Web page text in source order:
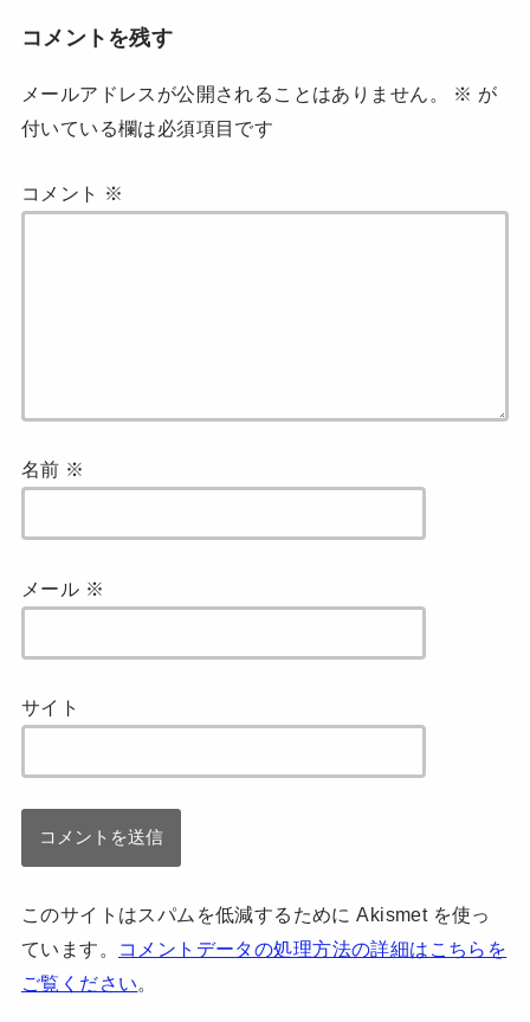
す
コメントを残す
メールアドレスが公開されることはありません。 ※ が
付いている欄は必須項目です
コメント ※
名前 ※
メール ※
サイト
このサイトはスパムを低減するために Akismet を使っ
ています。
コメントデータの処理方法の詳細はこちらを
ご覧ください。